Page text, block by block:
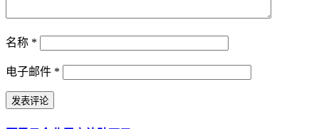
名称 *
电子邮件 *